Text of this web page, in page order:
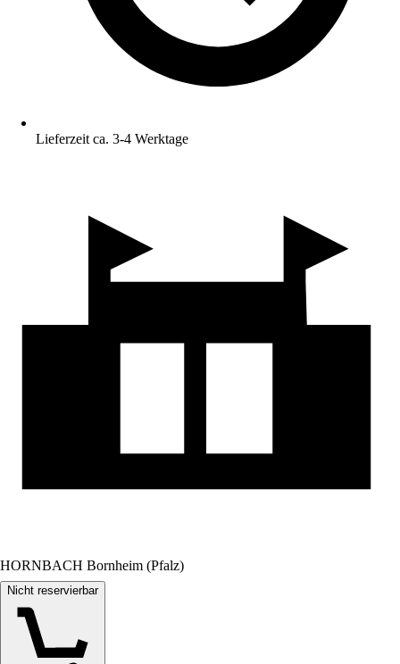
Lieferzeit ca. 3-4 Werktage
HORNBACH Bornheim (Pfalz)
Nicht reservierbar